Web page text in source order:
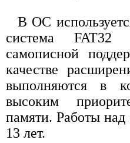
В ОС
система FAT32
самописной
качестве
выполняются в
высоким
памяти. Работы над
13 лет.